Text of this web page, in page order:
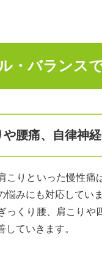
・バランス
や腰痛、自律神
こりといった慢性痛
悩みにも対応していま
っくり腰、肩こりや
していきます。